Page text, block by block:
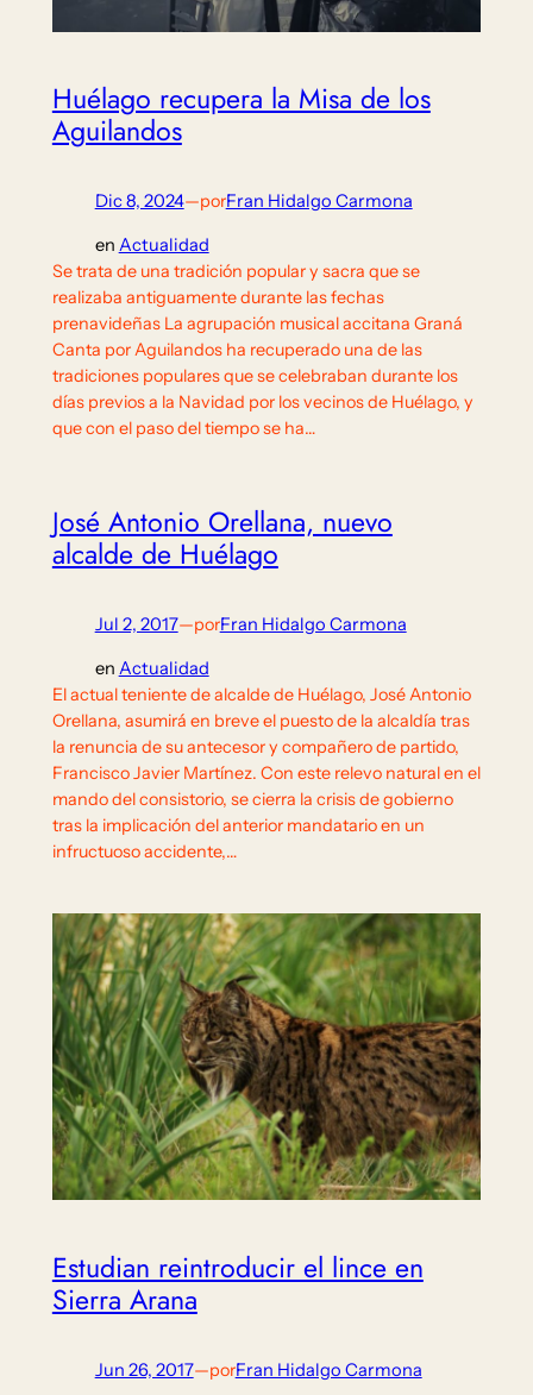
Huélago recupera la Misa de los
Aguilandos
Dic 8, 2024—porFran Hidalgo Carmona
en Actualidad
Se trata de una tradición popular y sacra que se
realizaba antiguamente durante las fechas
prenavideñas La agrupación musical accitana Graná
Canta por Aguilandos ha recuperado una de las
tradiciones populares que se celebraban durante los
días previos a la Navidad por los vecinos de Huélago, y
que con el paso del tiempo se ha…
José Antonio Orellana, nuevo
alcalde de Huélago
Jul 2, 2017—porFran Hidalgo Carmona
en Actualidad
El actual teniente de alcalde de Huélago, José Antonio
Orellana, asumirá en breve el puesto de la alcaldía tras
la renuncia de su antecesor y compañero de partido,
Francisco Javier Martínez. Con este relevo natural en el
mando del consistorio, se cierra la crisis de gobierno
tras la implicación del anterior mandatario en un
infructuoso accidente,…
Estudian reintroducir el lince en
Sierra Arana
Jun 26, 2017—porFran Hidalgo Carmona